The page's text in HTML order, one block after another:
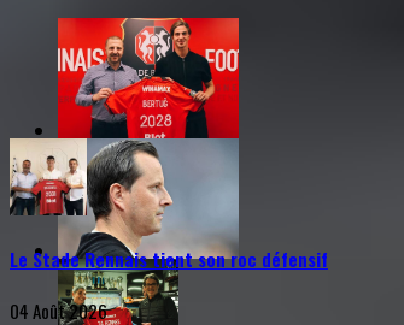
Le Stade Rennais tient son roc défensif
04 Août 2026